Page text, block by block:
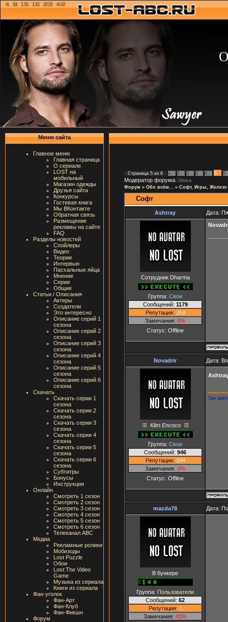
Меню сайта
Главное меню
Главная страница
О сериале
LOST на
мобильный
Магазин одежды
Друзья сайта
Конкурсы
Гостевая книга
Мы ВКонтакте
Обратная связь
Размещение
рекламы на сайте
FAQ
Разделы новостей
Спойлеры
Видео
Теории
Интервью
Пасхальные яйца
Мнение
Серии
Общие
Статьи / Описания
Актеры
Создатели
Это интересно
Описание серий 1
сезона
Описание серий 2
сезона
Описание серий 3
сезона
Описание серий 4
сезона
Описание серий 5
сезона
Описание серий 6
сезона
Скачать
Скачать серии 1
сезона
Скачать серии 2
сезона
Скачать серии 3
сезона
Скачать серии 4
сезона
Скачать серии 5
сезона
Скачать серии 6
сезона
Субтитры
Бонусы
Инструкции
Онлайн
Смотреть 1 сезон
Смотреть 2 сезон
Смотреть 3 сезон
Смотреть 4 сезон
Смотреть 5 сезон
Смотреть 6 сезон
Телеканал ABC
Медиа
Рекламные ролики
Мобизоды
Lost Puzzle
Обои
Lost:The Video
Game
Музыка из сериала
Книги из сериала
Фан-уголок
Фан-Арт
Фан-Клуб
Фан-Фикшн
Форум
Страница 5 из 6 « 1 2 3 4 5 6
Модератор форума: Olsiva
Форум » Обо всём... » Софт, Игры, Железо
Софт
Ashtray Дата:
Сотрудник Dharma
Группа: Свои
Сообщений: 1179
Репутация: 258
Замечания: 0%
Статус: Offline
Nоvаdrir Дата:
Klim Encoco
Группа: Свои
Сообщений: 946
Репутация: 294
Замечания: 0%
Статус: Offline
Три
mazda78 Дата:
В бункере
Группа: Пользователи
Сообщений: 62
Репутация: 1
Замечания: 40%